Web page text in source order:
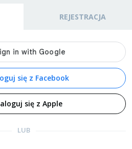
REJESTRACJA
się z Facebook
się z Apple
LUB